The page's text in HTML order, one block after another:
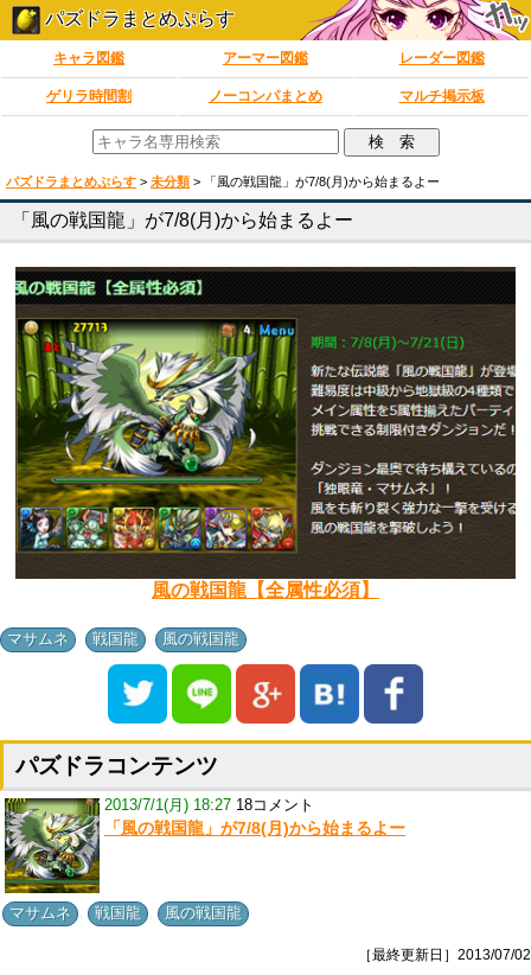
パズドラまとめぷらす
キャラ図鑑 アーマー図鑑 レーダー図鑑
ゲリラ時間割 ノーコンパまとめ マルチ掲示板
パズドラまとめぷらす > 未分類 > 「風の戦国龍」が7/8(月)から始まるよー
「風の戦国龍」が7/8(月)から始まるよー
風の戦国龍【全属性必須】
マサムネ 戦国龍 風の戦国龍
パズドラコンテンツ
2013/7/1(月) 18:27 18コメント
「風の戦国龍」が7/8(月)から始まるよー
マサムネ 戦国龍 風の戦国龍
［最終更新日］2013/07/02